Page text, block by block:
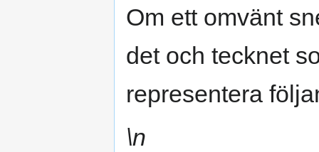
Om ett omvänt
det och tecknet
representera
\n